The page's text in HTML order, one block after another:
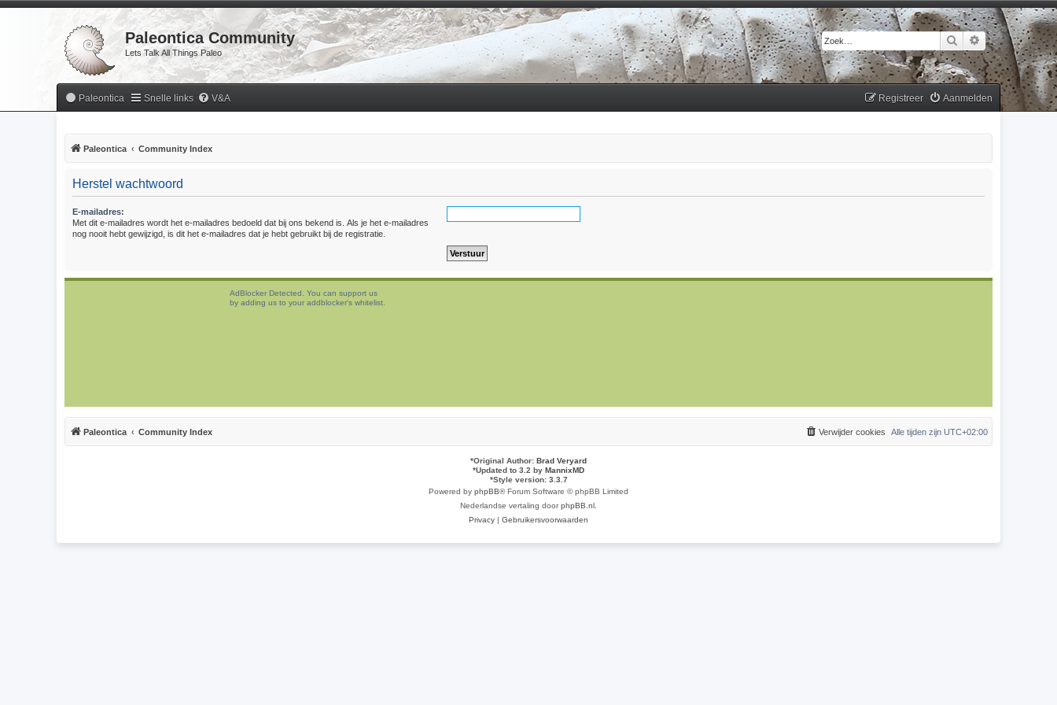
Paleontica Community
Lets Talk All Things Paleo
Zoek Uitgebreid
Paleontica Snelle links V&A Aanmelden
Registreer
Paleontica Community Index
Herstel wachtwoord
E-mailadres:
Met dit e-mailadres wordt het e-mailadres bedoeld dat bij ons bekend is. Als je het e-mailadres
nog nooit hebt gewijzigd, is dit het e-mailadres dat je hebt gebruikt bij de registratie.
AdBlocker Detected. You can support us
by adding us to your addblocker's whitelist.
Paleontica Community Index Alle tijden zijn UTC+02:00
Verwijder cookies
*Original Author: Brad Veryard
*Updated to 3.2 by MannixMD
*Style version: 3.3.7
Powered by phpBB® Forum Software © phpBB Limited
Nederlandse vertaling doorphpBB.nl
Privacy | Gebruikersvoorwaarden